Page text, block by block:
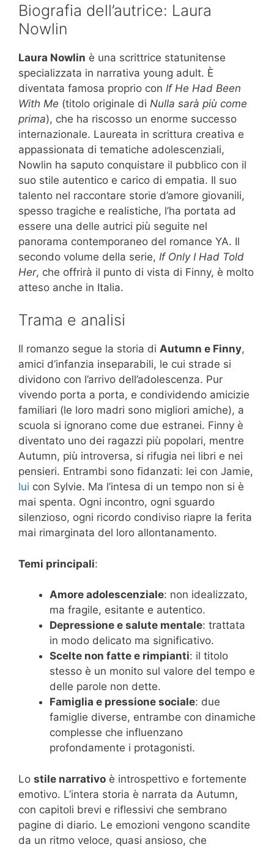
Biografia dell’autrice: Laura
Nowlin
Laura Nowlin è una scrittrice statunitense
specializzata in narrativa young adult. È
diventata famosa proprio con If He Had Been
With Me (titolo originale di Nulla sarà più come
prima), che ha riscosso un enorme successo
internazionale. Laureata in scrittura creativa e
appassionata di tematiche adolescenziali,
Nowlin ha saputo conquistare il pubblico con il
suo stile autentico e carico di empatia. Il suo
talento nel raccontare storie d’amore giovanili,
spesso tragiche e realistiche, l’ha portata ad
essere una delle autrici più seguite nel
panorama contemporaneo del romance YA. Il
secondo volume della serie, If Only I Had Told
Her, che offrirà il punto di vista di Finny, è molto
atteso anche in Italia.
Trama e analisi
Il romanzo segue la storia di Autumn e Finny,
amici d’infanzia inseparabili, le cui strade si
dividono con l’arrivo dell’adolescenza. Pur
vivendo porta a porta, e condividendo amicizie
familiari (le loro madri sono migliori amiche), a
scuola si ignorano come due estranei. Finny è
diventato uno dei ragazzi più popolari, mentre
Autumn, più introversa, si rifugia nei libri e nei
pensieri. Entrambi sono fidanzati: lei con Jamie,
lui con Sylvie. Ma l’intesa di un tempo non si è
mai spenta. Ogni incontro, ogni sguardo
silenzioso, ogni ricordo condiviso riapre la ferita
mai rimarginata del loro allontanamento.
Temi principali:
Amore adolescenziale: non idealizzato,
ma fragile, esitante e autentico.
Depressione e salute mentale: trattata
in modo delicato ma significativo.
Scelte non fatte e rimpianti: il titolo
stesso è un monito sul valore del tempo e
delle parole non dette.
Famiglia e pressione sociale: due
famiglie diverse, entrambe con dinamiche
complesse che influenzano
profondamente i protagonisti.
Lo stile narrativo è introspettivo e fortemente
emotivo. L’intera storia è narrata da Autumn,
con capitoli brevi e riflessivi che sembrano
pagine di diario. Le emozioni vengono scandite
da un ritmo veloce, quasi ansioso, che